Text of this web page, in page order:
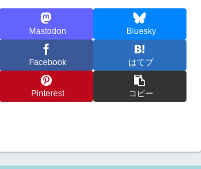
Mastodon Bluesky
Facebook はてブ
Pinterest コピー